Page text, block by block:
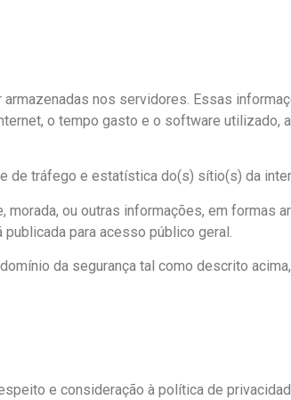
nos servidores. Essas
o tempo gasto e o software utilizado,
de tráfego e estatística do(s) sítio(s) da
ou outras informações, em formas
para acesso público geral.
da segurança tal como descrito acima,
e consideração à política de